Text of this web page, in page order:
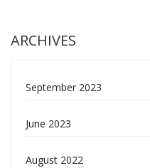
ARCHIVES
September 2023
June 2023
August 2022